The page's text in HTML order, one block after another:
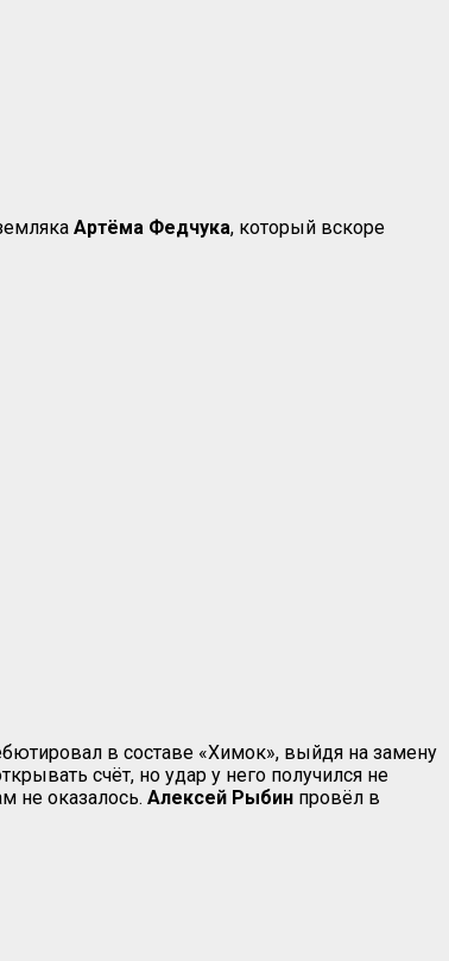
Артёма Федчука, который вскоре
в составе «Химок», выйдя на замену
счёт, но удар у него получился не
не оказалось. Алексей Рыбин провёл в